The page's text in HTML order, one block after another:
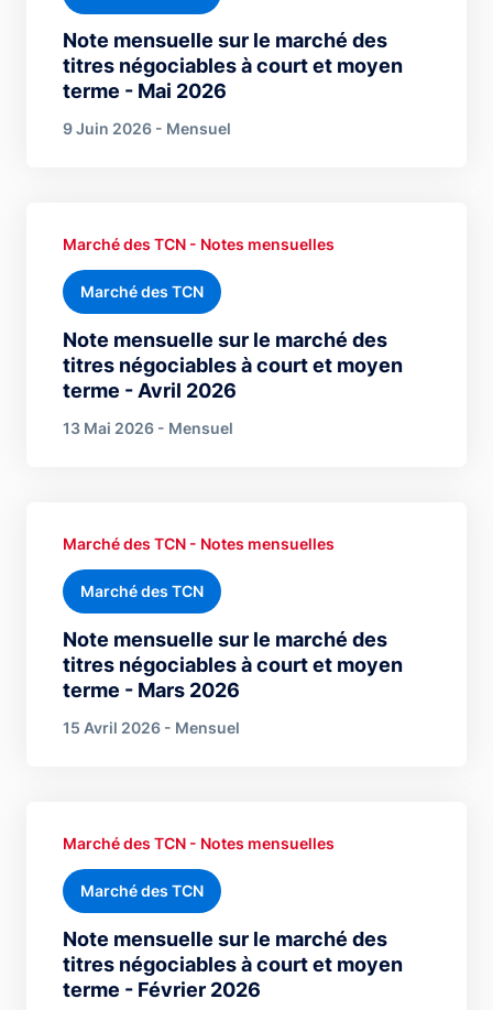
Note mensuelle sur le marché des
titres négociables à court et moyen
terme - Mai 2026
9 Juin 2026 - Mensuel
Note mensuelle sur le marché des
titres négociables à court et moyen
terme - Avril 2026
Marché des TCN - Notes mensuelles
Marché des TCN
13 Mai 2026 - Mensuel
Note mensuelle sur le marché des
titres négociables à court et moyen
terme - Mars 2026
Marché des TCN - Notes mensuelles
Marché des TCN
15 Avril 2026 - Mensuel
Note mensuelle sur le marché des
titres négociables à court et moyen
terme - Février 2026
Marché des TCN - Notes mensuelles
Marché des TCN